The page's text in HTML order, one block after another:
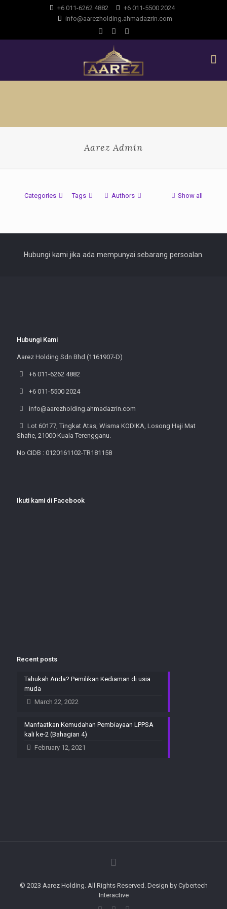
+6 011-6262 4882
+6 011-5500 2024
info@aarezholding.ahmadazrin.com
Aarez Admin
Categories Tags Authors Show all
Hubungi kami jika ada mempunyai sebarang persoalan.
Hubungi Kami
Aarez Holding Sdn Bhd (1161907-D)
+6 011-6262 4882
+6 011-5500 2024
info@aarezholding.ahmadazrin.com
Lot 60177, Tingkat Atas, Wisma KODIKA, Losong Haji Mat
Shafie, 21000 Kuala Terengganu.
No CIDB : 0120161102-TR181158
Ikuti kami di Facebook
Recent posts
Tahukah Anda? Pemilikan Kediaman di usia
muda
March 22, 2022
Manfaatkan Kemudahan Pembiayaan LPPSA
kali ke-2 (Bahagian 4)
February 12, 2021
© 2023 Aarez Holding. All Rights Reserved. Design by Cybertech
Interactive